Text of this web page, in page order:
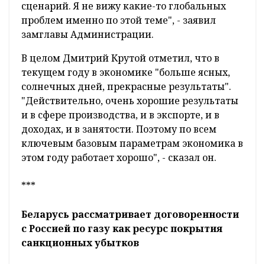
сценарий. Я не вижу какие-то глобальных
проблем именно по этой теме", - заявил
замглавы Администрации.
В целом Дмитрий Крутой отметил, что в
текущем году в экономике "больше ясных,
солнечных дней, прекрасные результаты".
"Действительно, очень хорошие результаты
и в сфере производства, и в экспорте, и в
доходах, и в занятости. Поэтому по всем
ключевым базовым параметрам экономика в
этом году работает хорошо", - сказал он.
***
Беларусь рассматривает договоренности
с Россией по газу как ресурс покрытия
санкционных убытков